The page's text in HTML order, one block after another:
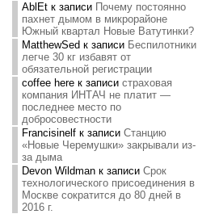
AblEtк записи Почему постоянно
пахнет дымом в микрорайоне
Южный квартал Новые Ватутинки?
MatthewSed к записи Беспилотники
легче 30 кг избавят от
обязательной регистрации
coffee hereк записи страховая
компания ИНТАЧ не платит —
последнее место по
добросовестности
Francisinelfк записи Станцию
«Новые Черемушки» закрывали из-
за дыма
Devon Wildmanк записи Срок
технологического присоединения в
Москве сократится до 80 дней в
2016 г.